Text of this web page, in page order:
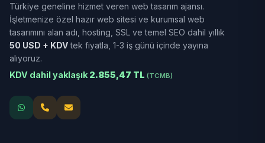
Türkiye geneline hizmet veren web tasarım ajansı.
İşletmenize özel hazır web sitesi ve kurumsal web
tasarımını alan adı, hosting, SSL ve temel SEO dahil yıllık
50 USD + KDVtek fiyatla, 1-3 iş günü içinde yayına
alıyoruz.
KDV dahil yaklaşık 2.855,47 TL (TCMB)